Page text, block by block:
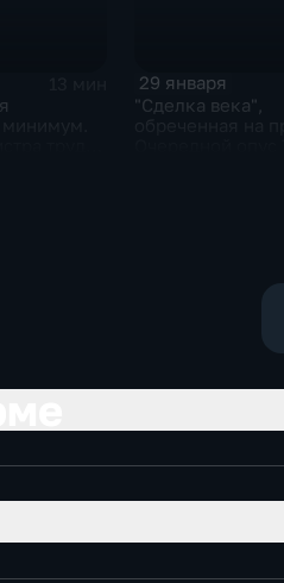
29 января
"Сделка века",